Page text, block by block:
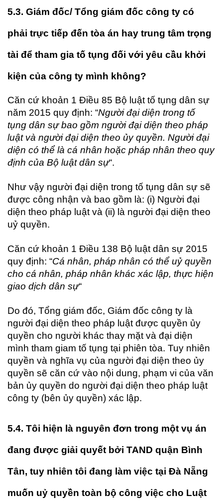
5.3. Giám đốc/ Tổng giám đốc công ty có
phải trực tiếp đến tòa án hay trung tâm trọng
tài để tham gia tố tụng đối với yêu cầu khởi
kiện của công ty mình không?
Căn cứ khoản 1 Điều 85 Bộ luật tố tụng dân sự
năm 2015 quy định: “Người đại diện trong tố
tụng dân sự bao gồm người đại diện theo pháp
luật và người đại diện theo ủy quyền. Người đại
diện có thể là cá nhân hoặc pháp nhân theo quy
định của Bộ luật dân sự“.
Như vậy người đại diện trong tố tụng dân sự sẽ
được công nhận và bao gồm là: (i) Người đại
diện theo pháp luật và (ii) là người đại diện theo
uỷ quyền.
Căn cứ khoản 1 Điều 138 Bộ luật dân sự 2015
quy định: “Cá nhân, pháp nhân có thể uỷ quyền
cho cá nhân, pháp nhân khác xác lập, thực hiện
giao dịch dân sự“
Do đó, Tổng giám đốc, Giám đốc công ty là
người đại diện theo pháp luật được quyền ủy
quyền cho người khác thay mặt và đại diện
mình tham giam tố tụng tại phiên tòa. Tuy nhiên
quyền và nghĩa vụ của người đại diện theo ủy
quyền sẽ căn cứ vào nội dung, phạm vi của văn
bản ủy quyền do người đại diện theo pháp luật
công ty (bên ủy quyền) xác lập.
5.4. Tôi hiện là nguyên đơn trong một vụ án
đang được giải quyết bởi TAND quận Bình
Tân, tuy nhiên tôi đang làm việc tại Đà Nẵng
muốn uỷ quyền toàn bộ công việc cho Luật